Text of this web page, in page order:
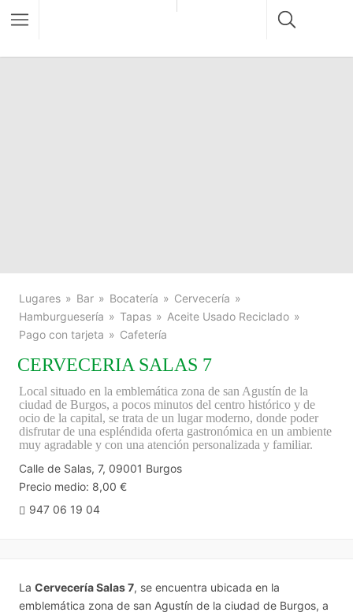
Lugares Bar Bocatería
Cervecería
Hamburguesería
Tapas
Aceite Usado Reciclado
Pago con tarjeta
Cafetería
CERVECERIA SALAS 7
Local situado en la emblemática zona de san Agustín de la
ciudad de Burgos, a pocos minutos del centro histórico y de
ocio de la capital, se trata de un lugar moderno, donde poder
disfrutar de una espléndida oferta gastronómica en un ambiente
muy agradable y con una atención personalizada y familiar.
Calle de Salas, 7, 09001 Burgos
Precio medio: 8,00 €
947 06 19 04
La Cervecería Salas 7, se encuentra ubicada en la
emblemática zona de san Agustín de la ciudad de Burgos, a